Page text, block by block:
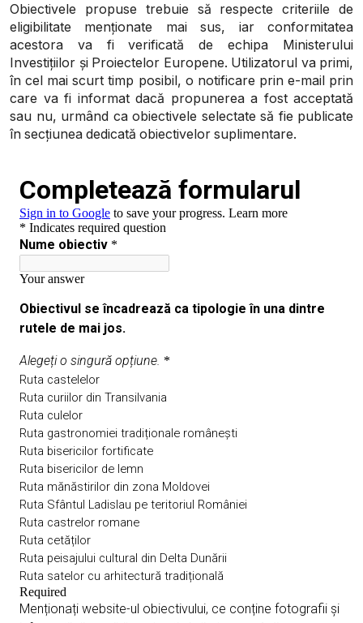
Obiectivele propuse trebuie să respecte criteriile de
eligibilitate menționate mai sus, iar conformitatea
acestora va fi verificată de echipa Ministerului
Investițiilor și Proiectelor Europene. Utilizatorul va primi,
în cel mai scurt timp posibil, o notificare prin e-mail prin
care va fi informat dacă propunerea a fost acceptată
sau nu, urmând ca obiectivele selectate să fie publicate
în secțiunea dedicată obiectivelor suplimentare.